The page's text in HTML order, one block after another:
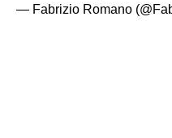
— Fabrizio Romano